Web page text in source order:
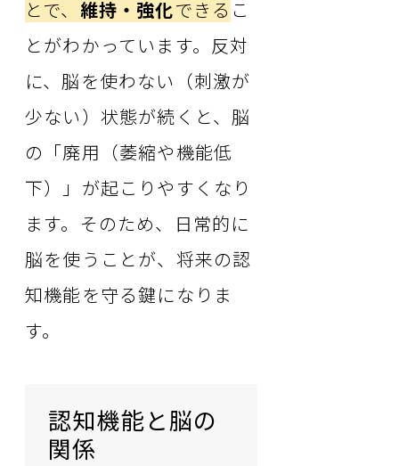
とで、 維持・強化できる こ
とがわかっています。反対
に、脳を使わない（刺激が
少ない）状態が続くと、脳
の「廃用（萎縮や機能低
下）」が起こりやすくなり
ます。そのため、日常的に
脳を使うことが、将来の認
知機能を守る鍵になりま
す。
認知機能と脳の
関係